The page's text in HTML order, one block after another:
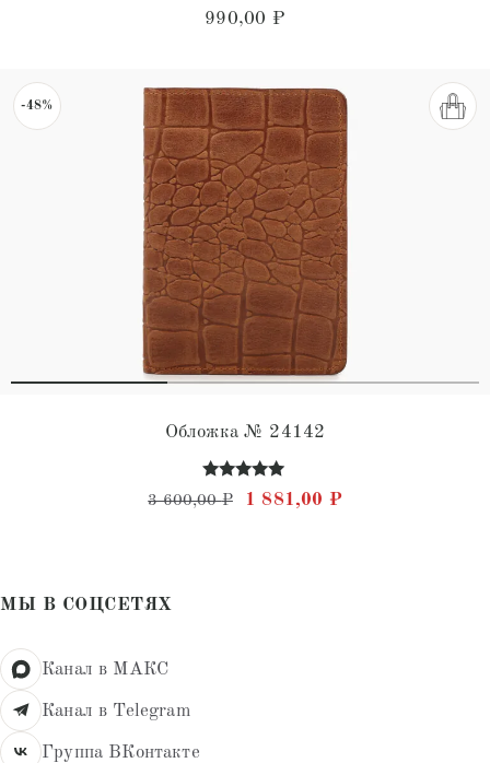
Оценка
4.75
990,00 ₽
-48%
Обложка № 24142
Оценка
5.00
3 600,00₽ Первоначальная цена
1 881,00 ₽Текущая цена:
МЫ В СОЦСЕТЯХ
Канал в МАКС
Канал в Telegram
Группа ВКонтакте